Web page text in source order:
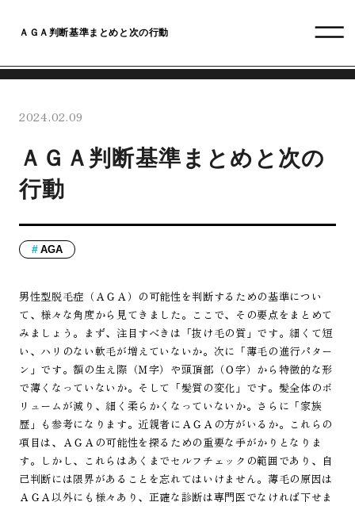
ＡＧＡ判断基準まとめと次の行動
2024.02.09
ＡＧＡ判断基準まとめと次の
行動
AGA
男性型脱毛症（ＡＧＡ）の可能性を判断するための基準につい
て、様々な角度から見てきました。ここで、その要点をまとめて
みましょう。まず、注目すべきは「抜け毛の質」です。細くて短
い、ハリのない軟毛が増えていないか。次に「薄毛の進行パター
ン」です。額の生え際（Ｍ字）や頭頂部（Ｏ字）から特徴的な形
で薄くなっていないか。そして「髪質の変化」です。髪全体のボ
リュームが減り、細く柔らかくなっていないか。さらに「家族
歴」も参考になります。近親者にＡＧＡの方がいるか。これらの
項目は、ＡＧＡの可能性を探るための重要な手がかりとなりま
す。しかし、これらはあくまでセルフチェックの範囲であり、自
己判断には限界があることを忘れてはいけません。薄毛の原因は
ＡＧＡ以外にも様々あり、正確な診断は専門医でなければ下せま